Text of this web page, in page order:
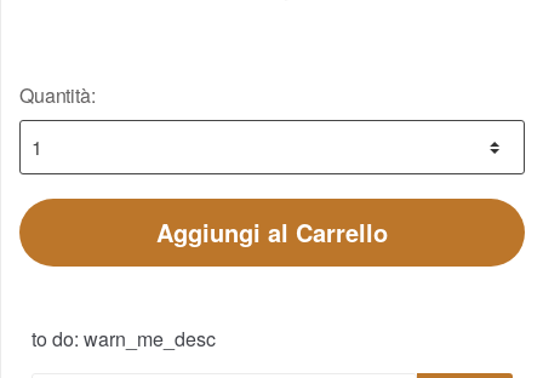
Quantità:
Aggiungi al Carrello
to do: warn_me_desc